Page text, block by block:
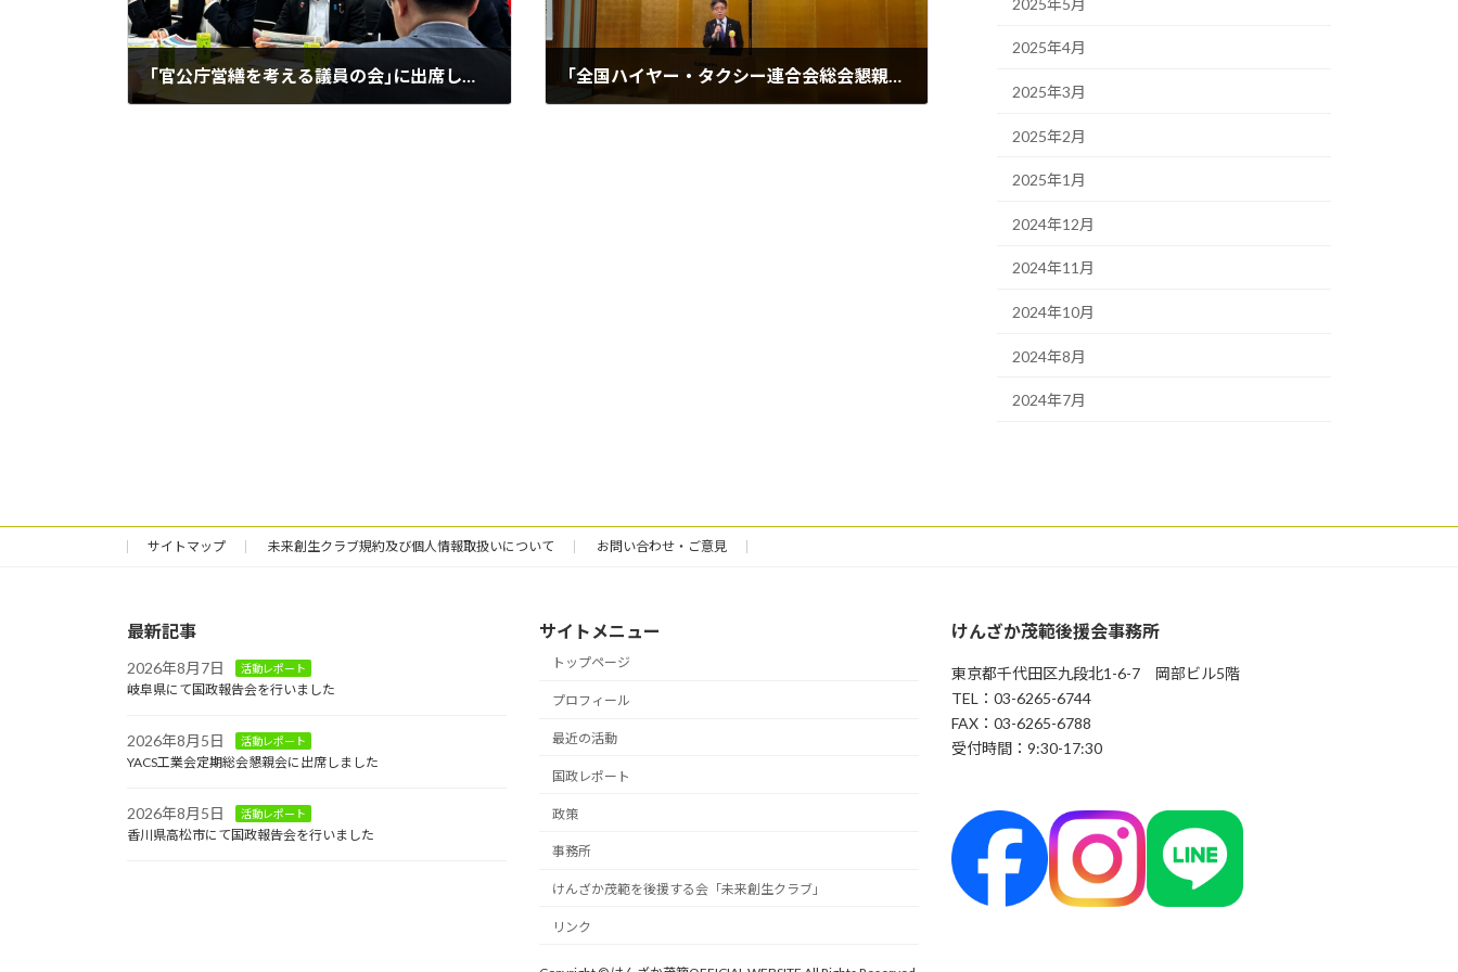
｢官公庁営繕を考える議員の会｣に出席しました ｢全国ハイヤー・タクシー連合会総会懇親会｣に出席しました
2025年4月
2025年3月
2025年2月
2025年1月
2024年12月
2024年11月
2024年10月
2024年8月
2024年7月
サイトマップ 未来創生クラブ規約及び個人情報取扱いについて お問い合わせ・ご意見
最新記事
2026年8月7日 活動レポート
岐阜県にて国政報告会を行いました
2026年8月5日 活動レポート
YACS工業会定期総会懇親会に出席しました
2026年8月5日 活動レポート
香川県高松市にて国政報告会を行いました
サイトメニュー
トップページ
プロフィール
最近の活動
国政レポート
政策
事務所
けんざか茂範を後援する会「未来創生クラブ」
リンク
けんざか茂範後援会事務所
東京都千代田区九段北1-6-7 岡部ビル5階
TEL：03-6265-6744
FAX：03-6265-6788
受付時間：9:30-17:30